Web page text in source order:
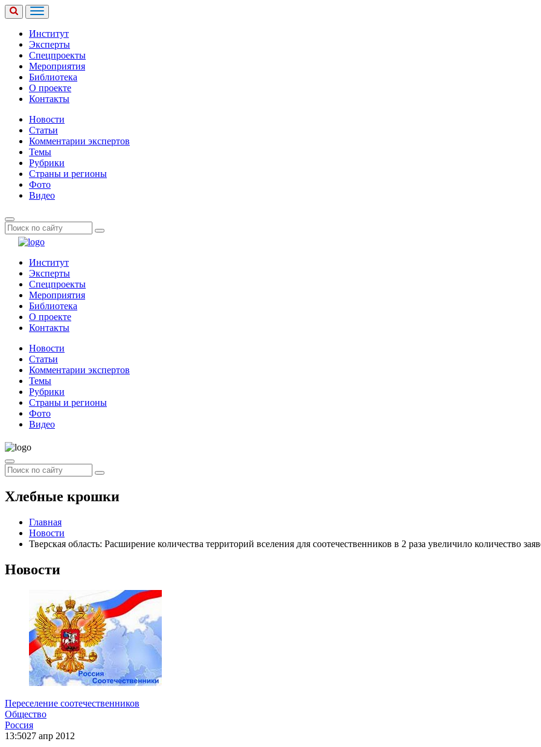
Институт
Эксперты
Спецпроекты
Мероприятия
Библиотека
О проекте
Контакты
Новости
Статьи
Комментарии экспертов
Темы
Рубрики
Страны и регионы
Фото
Видео
Институт
Эксперты
Спецпроекты
Мероприятия
Библиотека
О проекте
Контакты
Новости
Статьи
Комментарии экспертов
Темы
Рубрики
Страны и регионы
Фото
Видео
Хлебные крошки
Главная
Новости
Тверская область: Расширение количества территорий вселения для соотечественников в 2 раза увеличило количество
Новости
Переселение соотечественников
Общество
Россия
13:5027 апр 2012